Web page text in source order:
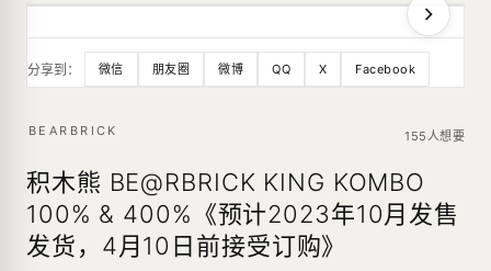
分享到： 微信 朋友圈 微博 QQ X Facebook
BEARBRICK 155人想要
积木熊 BE@RBRICK KING KOMBO
100% & 400%《预计2023年10月发售
发货，4月10日前接受订购》